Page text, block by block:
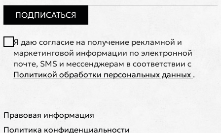
ПОДПИСАТЬСЯ
Я даю согласие на получение рекламной и
маркетинговой информации по электронной
почте, SMS и мессенджерам в соответствии с
Политикой обработки персональных данных .
Правовая информация
Политика конфиденциальности